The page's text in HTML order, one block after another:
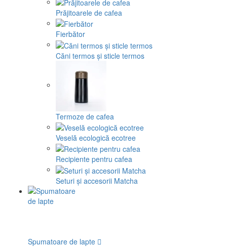
Prăjitoarele de cafea
Fierbător
Căni termos și sticle termos
Termoze de cafea
Veselă ecologică ecotree
Recipiente pentru cafea
Seturi și accesorii Matcha
Spumatoare de lapte